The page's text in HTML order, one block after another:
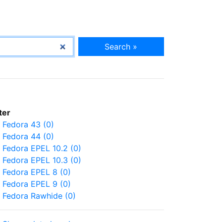
Search »
Fedora 43 (0)
Fedora 44 (0)
Fedora EPEL 10.2 (0)
Fedora EPEL 10.3 (0)
Fedora EPEL 8 (0)
Fedora EPEL 9 (0)
Fedora Rawhide (0)